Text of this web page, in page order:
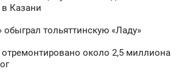
в Казани
обыграл тольяттинскую «Ладу»
около 2,5 миллиона